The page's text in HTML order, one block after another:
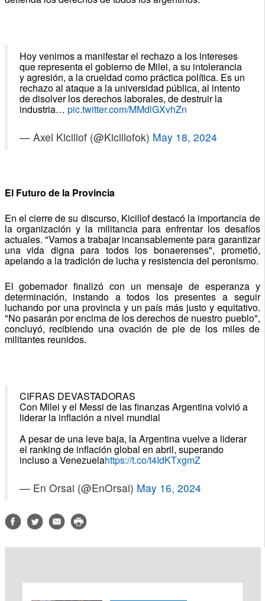
Hoy venimos a manifestar el rechazo a los intereses
que representa el gobierno de Milei, a su intolerancia
y agresión, a la crueldad como práctica política. Es un
rechazo al ataque a la universidad pública, al intento
de disolver los derechos laborales, de destruir la
industria… pic.twitter.com/MMdlGXvhZn
— Axel Kicillof (@Kicillofok) May 18, 2024
El Futuro de la Provincia
En el cierre de su discurso, Kicillof destacó la importancia de
la organización y la militancia para enfrentar los desafíos
actuales. "Vamos a trabajar incansablemente para garantizar
una vida digna para todos los bonaerenses", prometió,
apelando a la tradición de lucha y resistencia del peronismo.
El gobernador finalizó con un mensaje de esperanza y
determinación, instando a todos los presentes a seguir
luchando por una provincia y un país más justo y equitativo.
"No pasarán por encima de los derechos de nuestro pueblo",
concluyó, recibiendo una ovación de pie de los miles de
militantes reunidos.
CIFRAS DEVASTADORAS
Con Milei y el Messi de las finanzas Argentina volvió a
liderar la inflación a nivel mundial
A pesar de una leve baja, la Argentina vuelve a liderar
el ranking de inflación global en abril, superando
incluso a Venezuelahttps://t.co/t4IdKTxgmZ
— En Orsai (@EnOrsai) May 16, 2024